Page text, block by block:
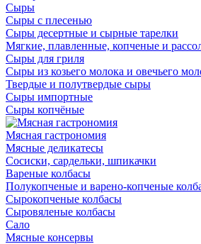
Сыры
Сыры с плесенью
Сыры десертные и сырные тарелки
Мягкие, плавленные, копченые и
Сыры для гриля
Сыры из козьего молока и овечьего
Твердые и полутвердые сыры
Сыры импортные
Сыры копчёные
Мясная гастрономия
Мясные деликатесы
Сосиски, сардельки, шпикачки
Вареные колбасы
Полукопченые и варено-копченые
Сырокопченые колбасы
Сыровяленые колбасы
Сало
Мясные консервы